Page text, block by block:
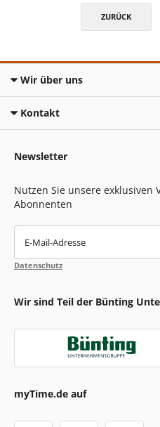
ZURÜCK
Wir über uns
Kontakt
Newsletter
Nutzen Sie unsere exklusiven
Abonnenten
E-Mail-Adresse
Datenschutz
Wir sind Teil der Bünting
myTime.de auf